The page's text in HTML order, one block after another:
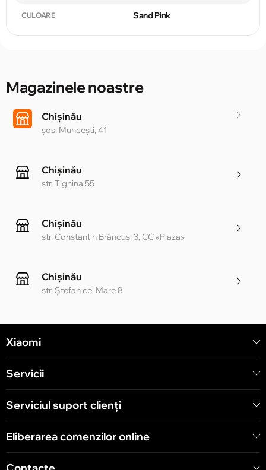
CULOARE Sand Pink
Magazinele noastre
Chișinău
șos. Muncești, 41
Chișinău
str. Tighina 55
Chișinău
str. Constantin Brâncuși 3, CC «Plaza»
Chișinău
str. Ștefan cel Mare 8
Chișinău
str. Arborilor 21, CC «Shopping MallDova»
Xiaomi
Servicii
Serviciul suport clienţi
Eliberarea comenzilor online